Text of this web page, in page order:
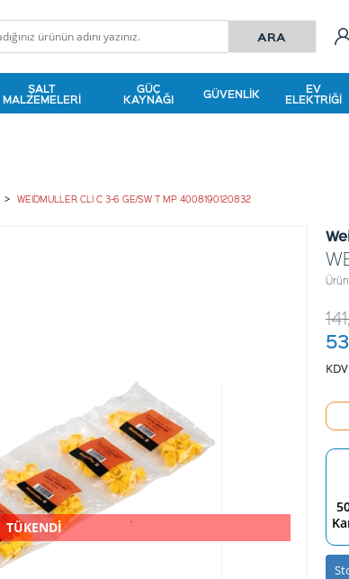
ŞALT
MALZEMELERI
GÜÇ
KAYNAĞI GÜVENLIK EV
ELEKTRIĞI
WEIDMULLER CLI C 3-6 GE/SW T MP 4008190120832
TÜKENDİ